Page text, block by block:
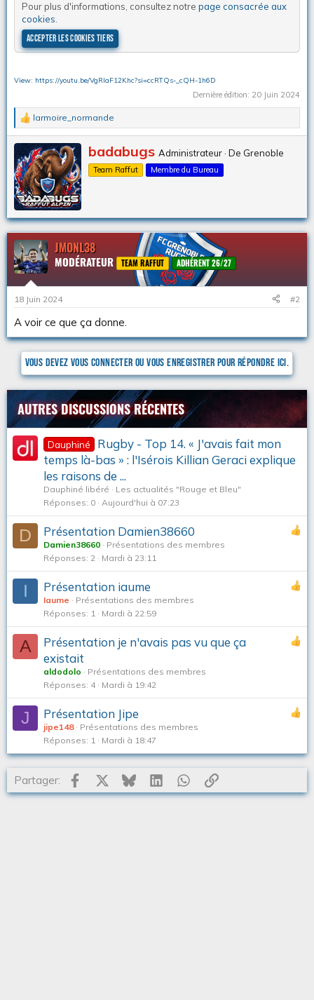
Pour plus d'informations, consultez notre page consacrée aux
cookies
Accepter les cookies tiers
View: https://youtu.be/VgRIaF12Khc?si=ccRTQs-_cQH-1h6D
Dernière édition: 20 Juin 2024
L
e
s
r
é
a
c
t
i
o
n
s
:
larmoire_normande
É
c
a
r
badabugs Administrateur· De Grenoble
Team Raffut Membre du Bureau
JMONL38
MODÉRATEUR TEAM RAFFUT ADHÉRENT 26/27
18 Juin 2024 #2
A voir ce que ça donne.
Vous devez vous connecter ou vous enregistrer pour répondre ici.
AUTRES DISCUSSIONS RÉCENTES
Dauphiné
Rugby - Top 14. « J'avais fait mon
temps là-bas » : l'Isérois Killian Geraci explique
les raisons de ...
Dauphiné libéré
Les actualités "Rouge et Bleu"
Réponses 0 Aujourd'hui à 07:23
D Présentation Damien38660
Damien38660
Présentations des membres
Réponses 2 Mardi à 23:11
I Présentation iaume
Iaume
Présentations des membres
Réponses 1 Mardi à 22:59
A
Présentation je n'avais pas vu que ça
existait
aldodolo
Présentations des membres
Réponses 4 Mardi à 19:42
J Présentation Jipe
jipe148
Présentations des membres
Réponses 1 Mardi à 18:47
Partager: Facebook BlueskyLinkedInWhatsApp
Lien